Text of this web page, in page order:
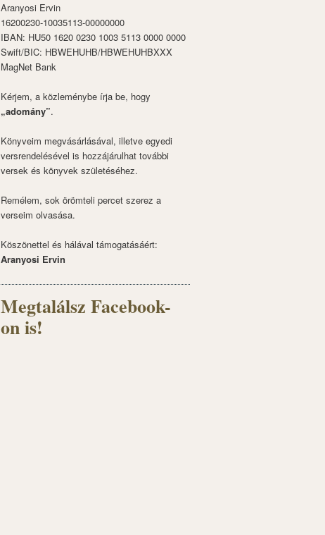
Aranyosi Ervin
16200230-10035113-00000000
IBAN: HU50 1620 0230 1003 5113 0000 0000
Swift/BIC: HBWEHUHB/HBWEHUHBXXX
MagNet Bank
Kérjem, a közleménybe írja be, hogy
„adomány”.
Könyveim megvásárlásával, illetve egyedi
versrendelésével is hozzájárulhat további
versek és könyvek születéséhez.
Remélem, sok örömteli percet szerez a
verseim olvasása.
Köszönettel és hálával támogatásáért:
Aranyosi Ervin
Megtalálsz Facebook-
on is!